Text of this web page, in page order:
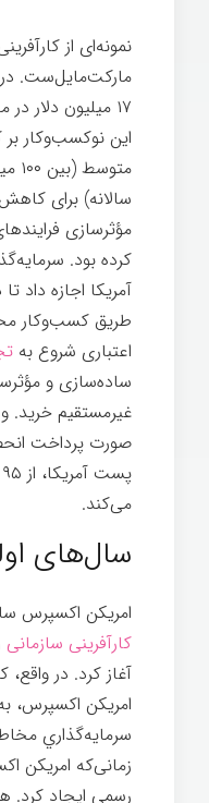
نمونه‌ای از
۱۷ میلیون دلار
این نوکسب‌وکار
سالانه) برای
مؤثرسازی
کرده بود.
آمریکا اجازه داد تا
طریق کسب‌وکار
اعتباری شروع به
ساده‌سازی و
غیرمستقیم
صورت پرداخت
می‌کند.
سال‌های
امریكن اکسپرس
کارآفرینی سازمانی
آغاز کرد. در
امریكن اکسپرس،
سرمايه‌گذاري
زمانی‌که امریكن
رسمی ایجاد کرد.